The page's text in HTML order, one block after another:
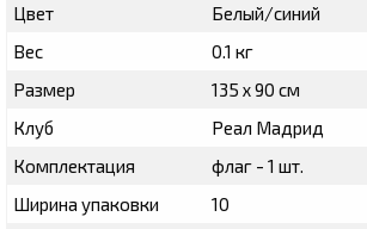
Цвет
Белый/синий
Вес
0.1 кг
Размер
135 х 90 см
Клуб
Реал Мадрид
Комплектация
флаг - 1 шт.
Ширина упаковки
10